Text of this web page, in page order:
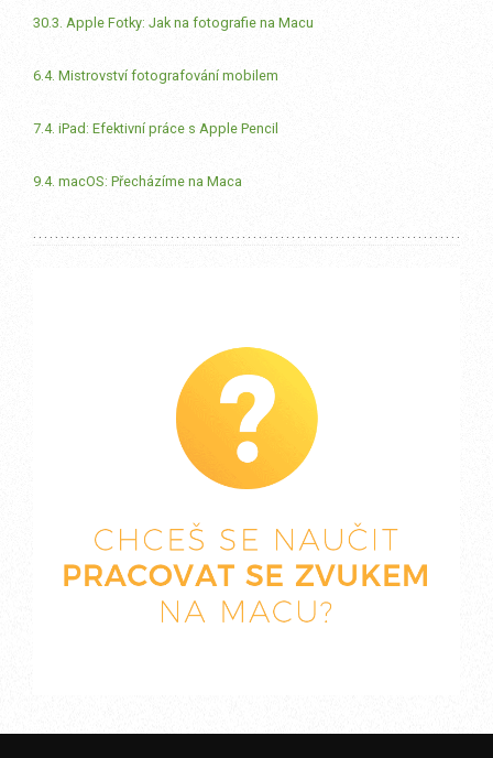
30.3. Apple Fotky: Jak na fotografie na Macu
6.4. Mistrovství fotografování mobilem
7.4. iPad: Efektivní práce s Apple Pencil
9.4. macOS: Přecházíme na Maca